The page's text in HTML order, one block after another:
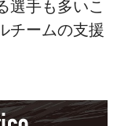
選手も多いこ
チームの支援